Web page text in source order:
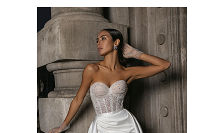
ANEIRA WITH SKIRT
Chance